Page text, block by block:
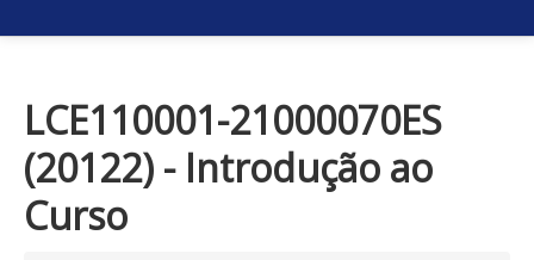
LCE110001-21000070ES
(20122) - Introdução ao
Curso